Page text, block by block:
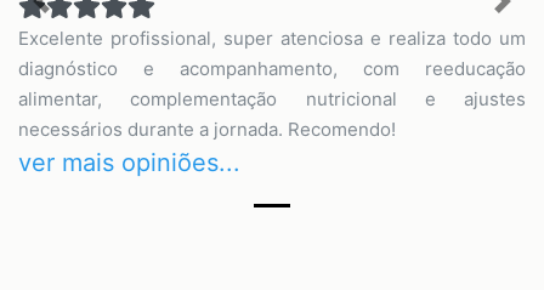
Excelente profissional, super atenciosa e realiza todo um
diagnóstico e acompanhamento, com reeducação
alimentar, complementação nutricional e ajustes
necessários durante a jornada. Recomendo!
ver mais opiniões...
Previous Next